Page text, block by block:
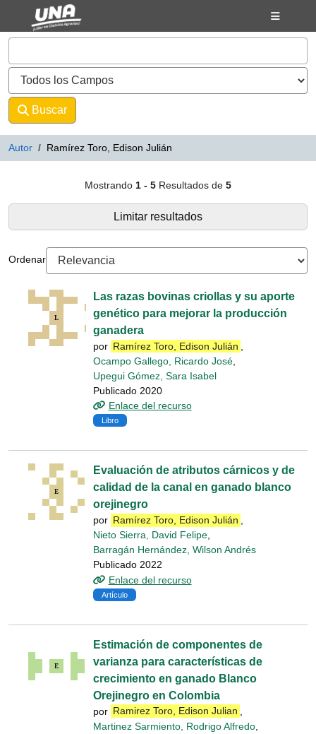
Mostrando1 - 5Resultados de
Saltar al contenido
VuFind
Buscar
Autor Ramírez Toro, Edison Julián
Mostrando 1 - 5 Resultados de 5
Limitar resultados
Ordenar
Las razas bovinas criollas y su aporte
genético para mejorar la producción
ganadera
por Ramírez Toro, Edison Julián
Ocampo Gallego, Ricardo José
Upegui Gómez, Sara Isabel
Publicado 2020
Enlace del recurso
Libro
Evaluación de atributos cárnicos y de
calidad de la canal en ganado blanco
orejinegro
por Ramírez Toro, Edison Julián ,
Nieto Sierra, David Felipe,
Barragán Hernández, Wilson Andrés
Publicado 2022
Enlace del recurso
Artículo
Estimación de componentes de
varianza para características de
crecimiento en ganado Blanco
Orejinegro en Colombia
por Ramirez Toro, Edison Julian
Martinez Sarmiento, Rodrigo Alfredo